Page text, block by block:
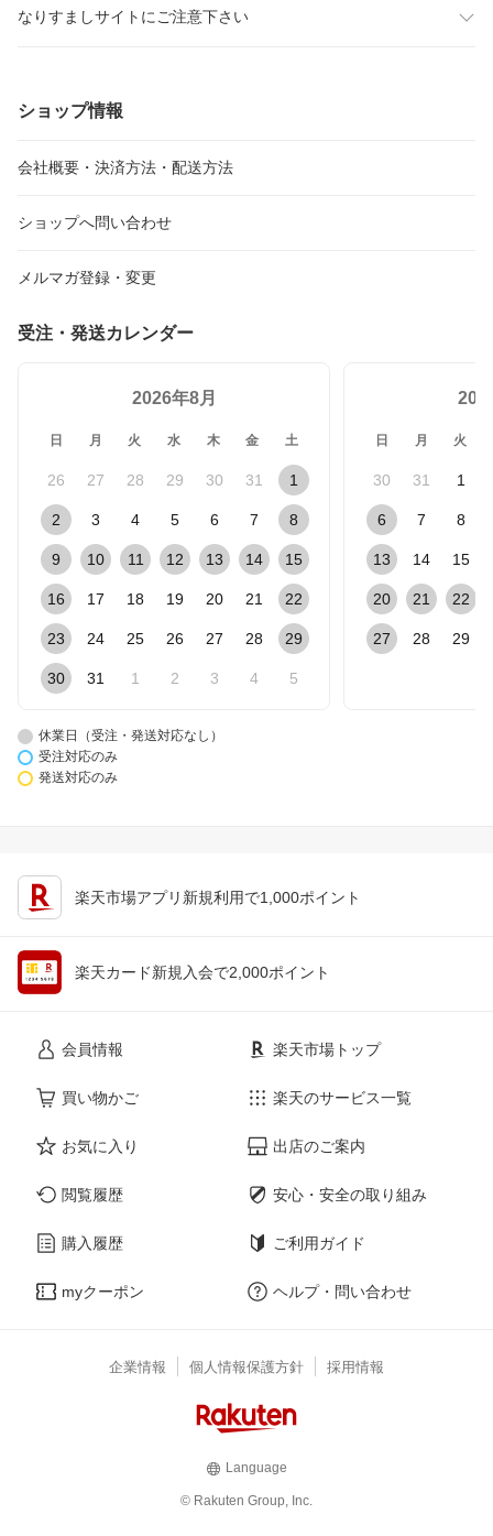
なりすましサイトにご注意下さい
ショップ情報
会社概要・決済方法・配送方法
ショップへ問い合わせ
メルマガ登録・変更
受注・発送カレンダー
2026年8月
日 月 火 水 木 金 土
26 27 28 29 30 31 1
2 3 4 5 6 7 8
9 10 11 12 13 14 15
16 17 18 19 20 21 22
23 24 25 26 27 28 29
30 31 1 2 3 4 5
日 月 火
30 31 1
6 7 8
13 14 15
20 21 22
27 28 29
休業日（受注・発送対応なし）
受注対応のみ
発送対応のみ
楽天市場アプリ新規利用で1,000ポイント
楽天カード新規入会で2,000ポイント
会員情報
買い物かご
お気に入り
閲覧履歴
購入履歴
myクーポン
楽天市場トップ
楽天のサービス一覧
出店のご案内
安心・安全の取り組み
ご利用ガイド
ヘルプ・問い合わせ
企業情報 個人情報保護方針 採用情報
Language
© Rakuten Group, Inc.